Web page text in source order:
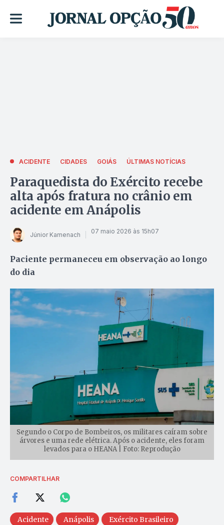
ACIDENTE CIDADES GOIÁS ÚLTIMAS NOTÍCIAS
Paraquedista do Exército recebe
alta após fratura no crânio em
acidente em Anápolis
Júnior Kamenach 07 maio 2026 às 15h07
Paciente permaneceu em observação ao longo
do dia
Segundo o Corpo de Bombeiros, os militares caíram sobre
árvores e uma rede elétrica. Após o acidente, eles foram
levados para o HEANA | Foto: Reprodução
COMPARTILHAR
Acidente Anápolis
Exército Brasileiro